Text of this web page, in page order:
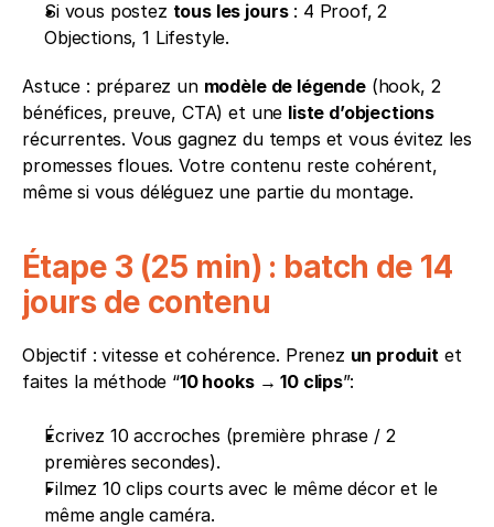
Si vous postez tous les jours : 4 Proof, 2
Objections, 1 Lifestyle.
Astuce : préparez un modèle de légende (hook, 2
bénéfices, preuve, CTA) et une liste d’objections
récurrentes. Vous gagnez du temps et vous évitez les
promesses floues. Votre contenu reste cohérent,
même si vous déléguez une partie du montage.
Étape 3 (25 min) : batch de 14
jours de contenu
Objectif : vitesse et cohérence. Prenez un produit et
faites la méthode “10 hooks → 10 clips”:
Écrivez 10 accroches (première phrase / 2
premières secondes).
Filmez 10 clips courts avec le même décor et le
même angle caméra.